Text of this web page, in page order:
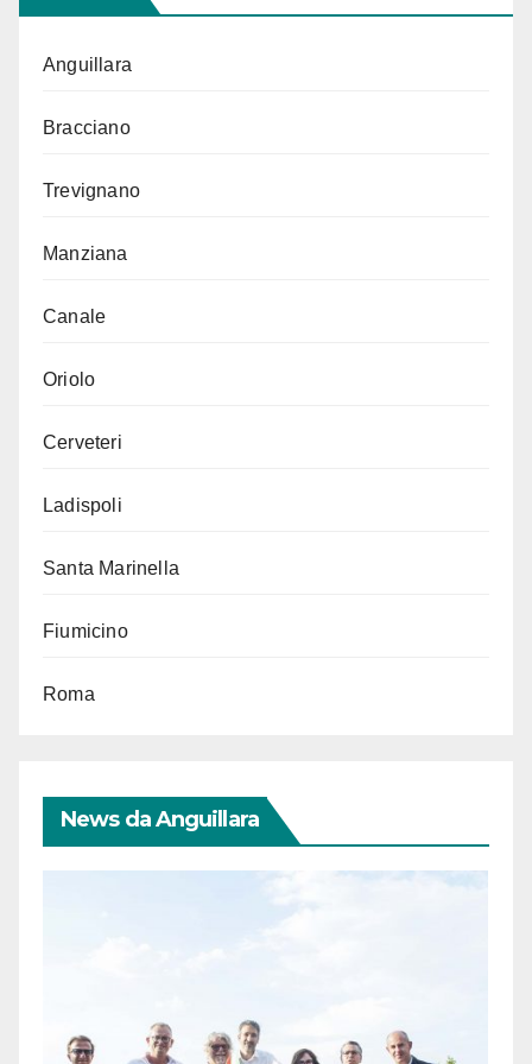
Anguillara
Bracciano
Trevignano
Manziana
Canale
Oriolo
Cerveteri
Ladispoli
Santa Marinella
Fiumicino
Roma
News da Anguillara